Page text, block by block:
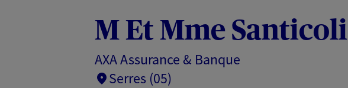
M Et Mme Santicoli
AXA Assurance & Banque
Serres (05)